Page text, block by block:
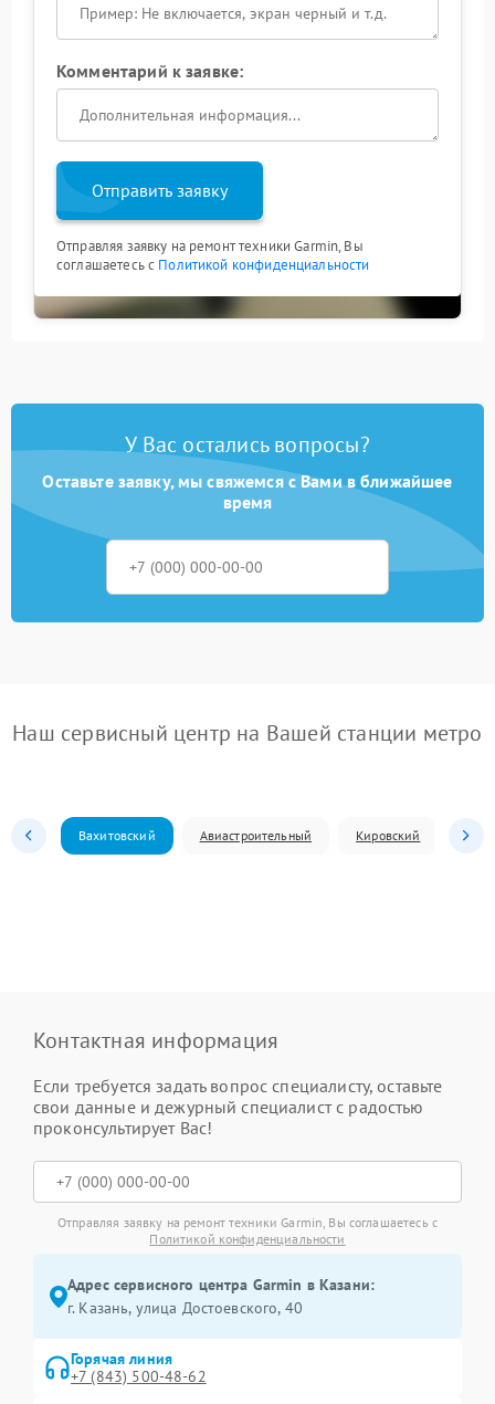
Комментарий к заявке:
Отправить заявку
Отправляя заявку на ремонт техники Garmin, Вы
соглашаетесь с Политикой конфиденциальности
У Вас остались вопросы?
Оставьте заявку, мы свяжемся с Вами в ближайшее
время
Наш сервисный центр на Вашей станции метро
Вахитовский Авиастроительный Кировский
Контактная информация
Если требуется задать вопрос специалисту, оставьте
свои данные и дежурный специалист с радостью
проконсультирует Вас!
Отправляя заявку на ремонт техники Garmin, Вы соглашаетесь с
Политикой конфиденциальности
Адрес сервисного центра Garmin в Казани:
г. Казань, улица Достоевского, 40
Горячая линия
+7 (843) 500-48-62